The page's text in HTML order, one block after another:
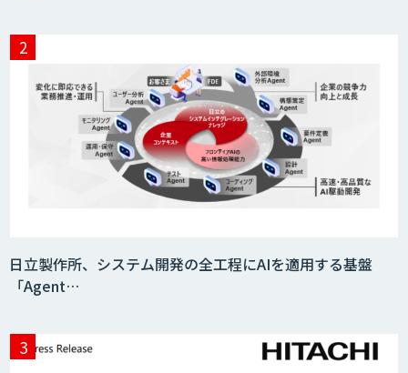
日立製作所、システム開発の全工程にAIを適用する基盤
「Agent…